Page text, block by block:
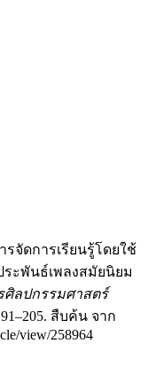
รจัดการเรียนรู้โดยใช้
ะพันธ์เพลงสมัยนิยม
ศิลปกรรมศาสตร์
สืบค้น จาก
view/258964